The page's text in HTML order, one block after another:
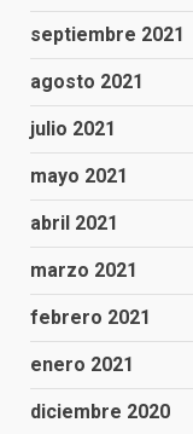
septiembre 2021
agosto 2021
julio 2021
mayo 2021
abril 2021
marzo 2021
febrero 2021
enero 2021
diciembre 2020